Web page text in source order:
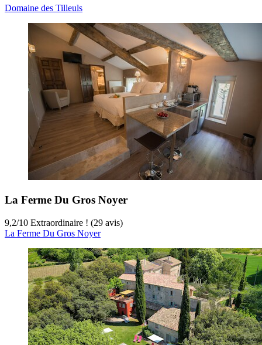
Domaine des Tilleuls
La Ferme Du Gros Noyer
9,2/10 Extraordinaire ! (29 avis)
La Ferme Du Gros Noyer